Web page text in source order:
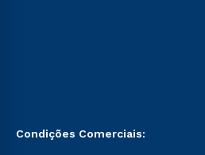
Condições Comerciais: